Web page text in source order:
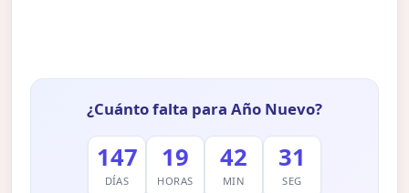
¿Cuánto falta para Año Nuevo?
147
DÍAS
19
HORAS
42
MIN
30
SEG